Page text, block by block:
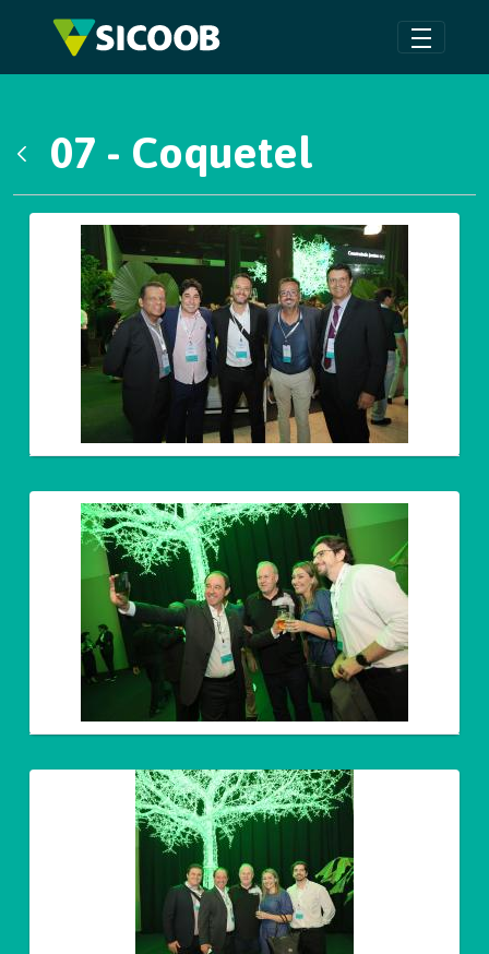
Pular para o Conteúdo principal
07 - Coquetel
Galeria de Mídias